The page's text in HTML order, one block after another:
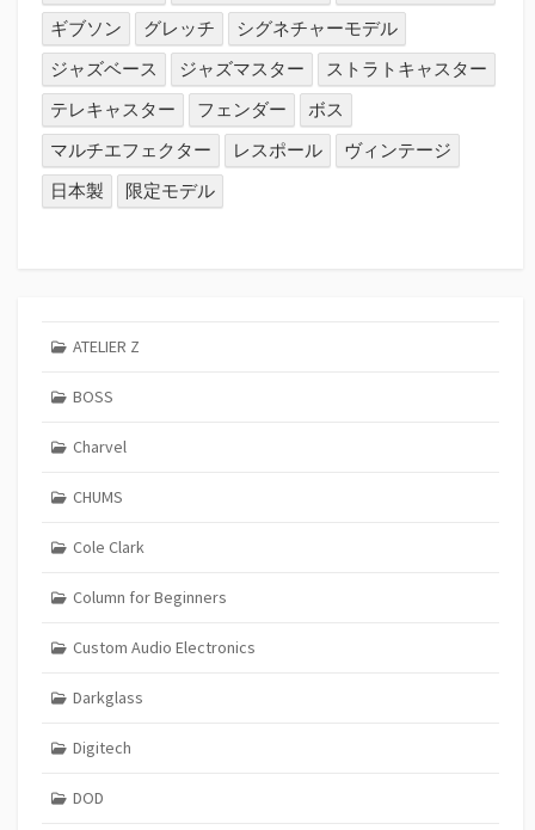
ギブソン
グレッチ
シグネチャーモデル
ジャズベース
ジャズマスター
ストラトキャスター
テレキャスター
フェンダー
ボス
マルチエフェクター
レスポール
ヴィンテージ
日本製
限定モデル
ATELIER Z
BOSS
Charvel
CHUMS
Cole Clark
Column for Beginners
Custom Audio Electronics
Darkglass
Digitech
DOD